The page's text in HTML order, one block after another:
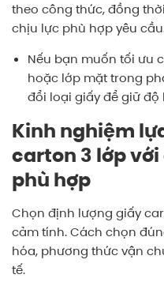
theo công thức, đồng
chịu lực phù hợp yêu
Nếu bạn muốn tối ưu
hoặc lớp mặt trong
đổi loại giấy để giữ
Kinh nghiệm
carton 3 lớp
phù hợp
Chọn định lượng giấy
cảm tính. Cách chọn
hóa, phương thức vận
tế.